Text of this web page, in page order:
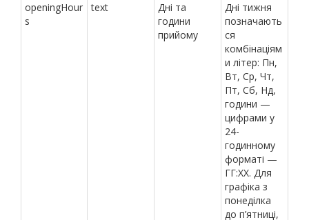
openingHour
s
text
Дні та
години
прийому
Дні тижня
позначають
ся
комбінаціям
и літер: Пн,
Вт, Ср, Чт,
Пт, Сб, Нд,
години —
цифрами у
24-
годинному
форматі —
ГГ:XX. Для
графіка з
понеділка
до п’ятниці,